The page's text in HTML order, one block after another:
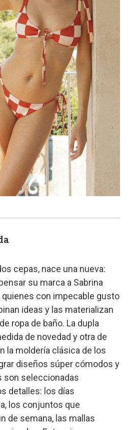
cepas, nace una nueva:
su marca a Sabrina
quienes con impecable gusto
ideas y las materializan
ropa de baño. La dupla
de novedad y otra de
la moldería clásica de los
diseños súper cómodos y
son seleccionadas
detalles: los días
los conjuntos que
de semana, las mallas